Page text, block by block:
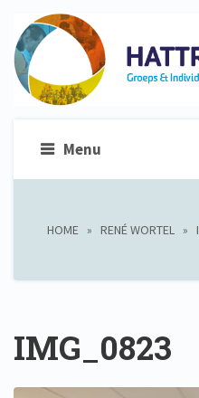
Menu
HOME »RENÉ WORTEL »
IMG_0823